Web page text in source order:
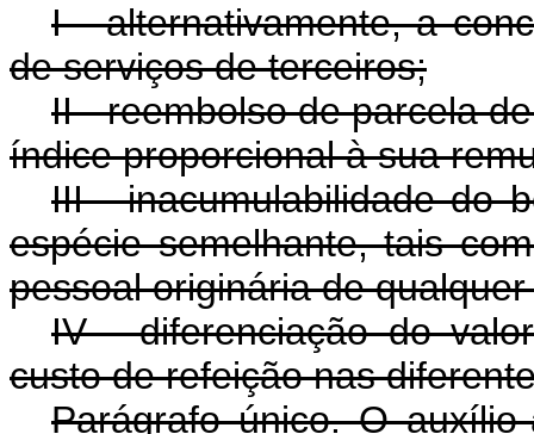
I - alternativamente, a
de serviços de terceiros;
II - reembolso de parcela
índice proporcional à sua
III - inacumulabilidade do
espécie semelhante, tais
pessoal originária de
IV - diferenciação do
custo de refeição nas
Parágrafo único. O